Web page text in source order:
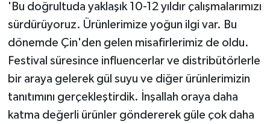
'Bu doğrultuda yaklaşık 10-12 yıldır çalışmalarımızı
sürdürüyoruz. Ürünlerimize yoğun ilgi var. Bu
dönemde Çin'den gelen misafirlerimiz de oldu.
Festival süresince influencerlar ve distribütörlerle
bir araya gelerek gül suyu ve diğer ürünlerimizin
tanıtımını gerçekleştirdik. İnşallah oraya daha
katma değerli ürünler göndererek güle çok daha